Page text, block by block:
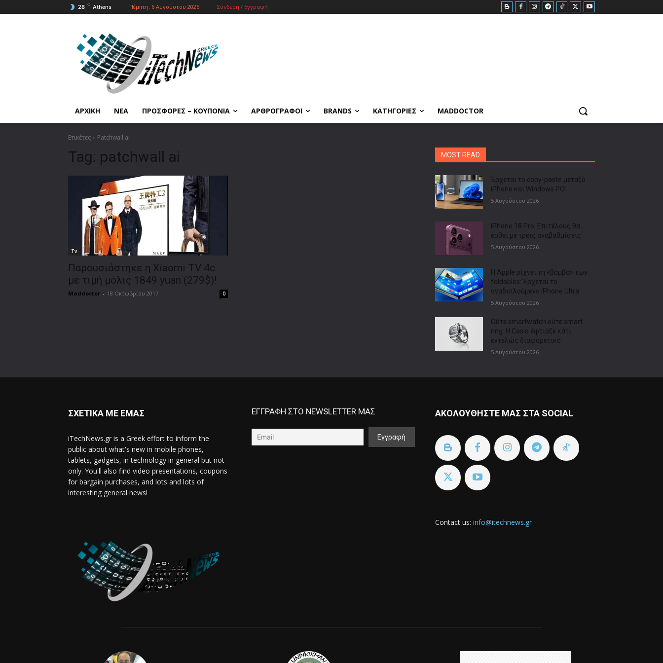
28 C Athens Πέμπτη, 6 Αυγούστου 2026 Σύνδεση / Εγγραφή
ΑΡΧΙΚΗ ΝΕΑ ΠΡΟΣΦΟΡΕΣ – ΚΟΥΠΟΝΙΑ ΑΡΘΡΟΓΡΑΦΟΙ BRANDS ΚΑΤΗΓΟΡΙΕΣ MADDOCTOR
Ετικέτες Patchwall ai
Tag: patchwall ai
Tv
Παρουσιάστηκε η Xiaomi TV 4c
με τιμή μόλις 1849 yuan (279$)!
Maddoctor - 18 Οκτωβρίου 2017 0
MOST READ
Έρχεται το copy-paste μεταξύ
iPhone και Windows PC!
5 Αυγούστου 2026
IPhone 18 Pro: Επιτέλους θα
έρθει με τρεις αναβαθμίσεις
5 Αυγούστου 2026
Η Apple ρίχνει τη «βόμβα» των
foldables: Έρχεται το
αναδιπλούμενο iPhone Ultra
5 Αυγούστου 2026
Ούτε smartwatch ούτε smart
ring: Η Casio έφτιαξε κάτι
εντελώς διαφορετικό
5 Αυγούστου 2026
ΣΧΕΤΙΚΑ ΜΕ ΕΜΑΣ
iTechNews.gr is a Greek effort to inform the
public about what's new in mobile phones,
tablets, gadgets, in technology in general but not
only. You'll also find video presentations, coupons
for bargain purchases, and lots and lots of
interesting general news!
ΕΓΓΡΑΦΗ ΣΤΟ NEWSLETTER ΜΑΣ ΑΚΟΛΟΥΘΗΣΤΕ ΜΑΣ ΣΤΑ SOCIAL
Contact us: info@itechnews.gr